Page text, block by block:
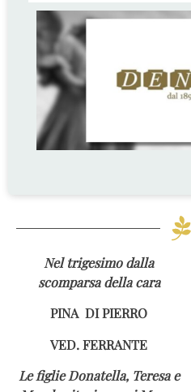
Nel trigesimo dalla
scomparsa della cara
PINA DI PIERRO
VED. FERRANTE
Le figlie Donatella, Teresa e